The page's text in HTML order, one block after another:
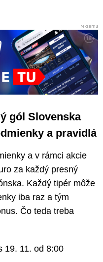
gól Slovenska
a pravidlá
a v rámci akcie
za každý presný
Každý tipér môže
iba raz a tým
Čo teda treba
19. 11. od 8:00